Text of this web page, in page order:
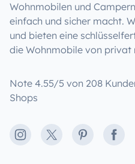
Wohnmobilen und
einfach und sicher macht.
und bieten eine
die Wohnmobile von privat
Note 4.55/5 von 208
Shops
Instagram
X Pinterest